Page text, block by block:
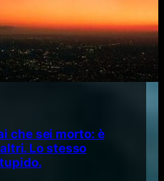
che sei morto: è
Lo stesso